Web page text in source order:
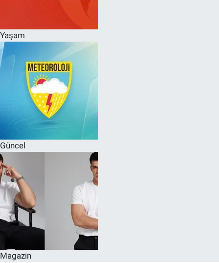
Yaşam
Güncel
Magazin